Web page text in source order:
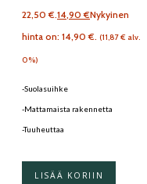
22,50 €.14,90€Nykyinen
hinta on: 14,90 €. (11,87€ alv.
0%)
-Suolasuihke
-Mattamaista rakennetta
-Tuuheuttaa
LISÄÄ KORIIN